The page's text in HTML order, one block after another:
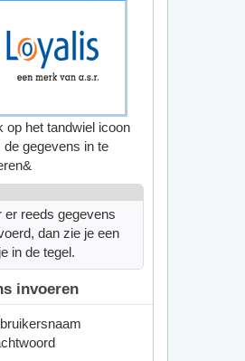
op het tandwiel icoon
de gegevens in te
er reeds gegevens
dan zie je een
in de tegel.
invoeren